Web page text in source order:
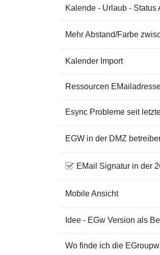
Kalende - Urlaub -
Mehr Abstand/Farbe
Kalender Import
Ressourcen
Esync Probleme seit
EGW in der DMZ
EMail Signatur in der
Mobile Ansicht
Idee - EGw Version als
Wo finde ich die